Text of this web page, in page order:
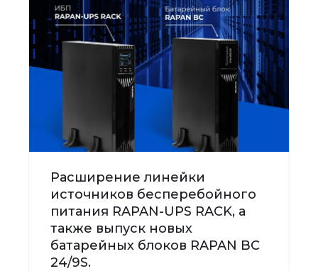
Расширение линейки
источников бесперебойного
питания RAPAN-UPS RACK, а
также выпуск новых
батарейных блоков RAPAN BC
24/9S.